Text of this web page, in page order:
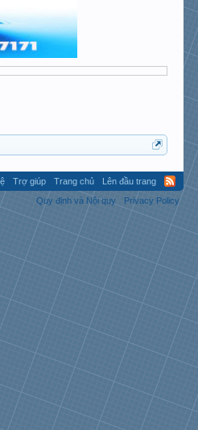
Trợ giúp Trang chủ
Lên đầu trang
Quy định và Nội quy
Privacy Policy